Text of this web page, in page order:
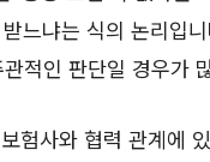
느냐는 식의 논리입
적인 판단일 경우가
험사와 협력 관계에